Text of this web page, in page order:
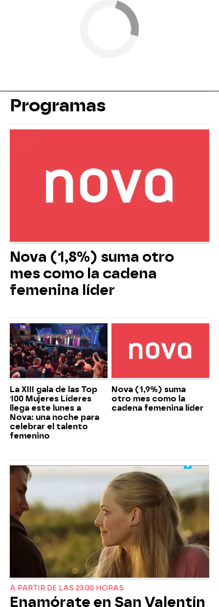
Programas
Nova (1,8%) suma otro
mes como la cadena
femenina líder
La XIII gala de las Top
100 Mujeres Líderes
llega este lunes a
Nova: una noche para
celebrar el talento
femenino
Nova (1,9%) suma
otro mes como la
cadena femenina líder
A PARTIR DE LAS 23:00 HORAS
Enamórate en San Valentín